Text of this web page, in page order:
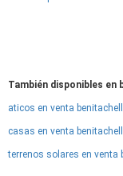
También disponibles en
aticos en venta
casas en venta
terrenos solares en venta